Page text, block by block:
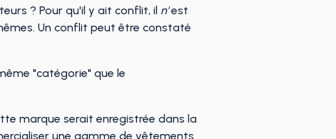
? Pour qu'il y ait conflit, il n'est
Un conflit peut être constaté
"catégorie" que le
marque serait enregistrée dans la
une gamme de vêtements